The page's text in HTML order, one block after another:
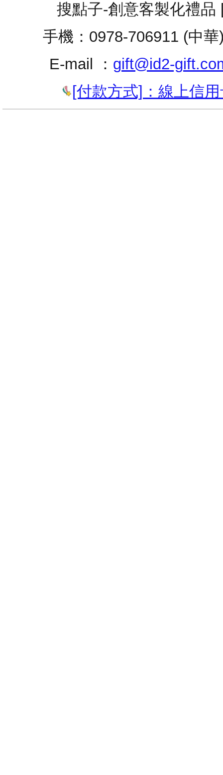
搜點子-創意客製化禮
手機：0978-706911 (中
E-mail ： gift@id2-
[付款方式]：線上信